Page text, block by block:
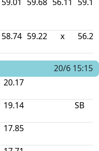
58.74 59.22 x 56.29
20/6 15:15
20.17
19.14 SB
17.85